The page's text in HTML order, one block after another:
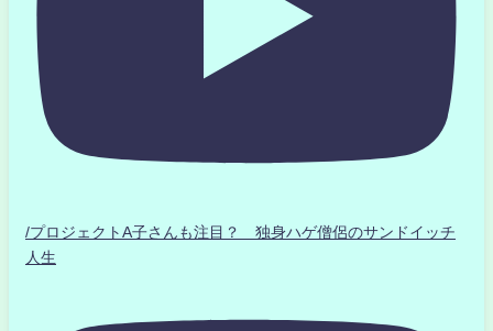
/プロジェクトA子さんも注目？ 独身ハゲ僧侶のサンドイッチ
人生